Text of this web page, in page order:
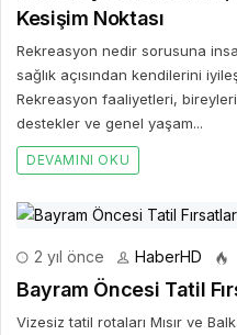
Kesişim Noktası
Rekreasyon nedir sorusuna
sağlık açısından kendilerini
Rekreasyon faaliyetleri,
destekler ve genel yaşam...
DEVAMINI OKU
2 yıl önce HaberHD
Bayram Öncesi Tatil
Vizesiz tatil rotaları Mısır ve